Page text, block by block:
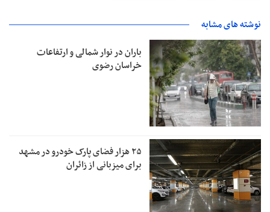
نوشته های مشابه
باران در نوار شمالی و ارتفاعات
خراسان رضوی
۲۵ هزار فضای پارک خودرو در مشهد
برای میزبانی از زائران